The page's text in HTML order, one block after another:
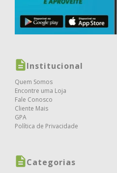
Institucional
Quem Somos
Encontre uma Loja
Fale Conosco
Cliente Mais
GPA
Política de Privacidade
Categorias